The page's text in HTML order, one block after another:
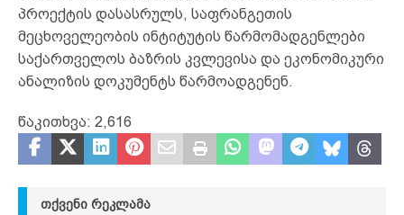
პროექტის დასასრულს, საფრანგეთის
მეცხოველეობის ინტიტუტის წარმომადგენლები
საქართველოს ბაზრის კვლევისა და ეკონომიკური
ანალიზის დოკუმენტს წარმოადგენენ.
წაკითხვა: 2,616
ᲗᲥᲕᲔᲜᲘ ᲠᲔᲙᲚᲐᲛᲐ